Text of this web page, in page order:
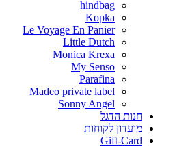
hindbag
Kopka
Le Voyage En Panier
Little Dutch
Monica Krexa
My Senso
Parafina
Madeo private label
Sonny Angel
חנות הדגל
מועדון לקוחות
Gift-Card